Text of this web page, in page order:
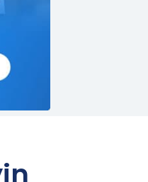
İşleme
verilerin hangi
ve bu amaçları
Sınırlı ve Ölçülü